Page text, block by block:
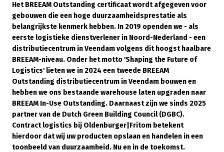
Het BREEAM Outstanding certificaat wordt afgegeven voor
gebouwen die een hoge duurzaamheidsprestatie als
belangrijkste kenmerk hebben. In 2019 openden we - als
eerste logistieke dienstverlener in Noord-Nederland - een
distributiecentrum in Veendam volgens dit hoogst haalbare
BREEAM-niveau. Onder het motto 'Shaping the Future of
Logistics' lieten we in 2024 een tweede BREEAM
Outstanding distributiecentrum in Veendam bouwen en
hebben we ons bestaande warehouse laten upgraden naar
BREEAM In-Use Outstanding. Daarnaast zijn we sinds 2025
partner van de Dutch Green Building Council (DGBC).
Contract logistics bij Oldenburger|Fritom betekent
hierdoor dat wij uw producten opslaan en handelen in een
toonbeeld van duurzaamheid. Nu en in de toekomst.